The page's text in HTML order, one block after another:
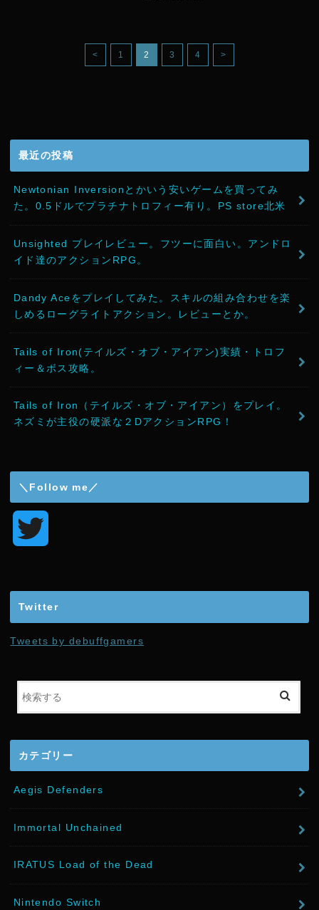
< 1 2 3 4 >
最近の投稿
Newtonian Inversionとかいう安いゲームを買ってみ
た。0.5ドルでプラチナトロフィー有り。PS store北米
Unsighted プレイレビュー。フツーに面白い。アンドロ
イド達のアクションRPG。
Dandy Aceをプレイしてみた。スキルの組み合わせを楽
しめるローグライトアクション。レビューとか。
Tails of Iron(テイルズ・オブ・アイアン)実績・トロフ
ィー＆ボス攻略。
Tails of Iron（テイルズ・オブ・アイアン）をプレイ。
ネズミが主役の硬派な２DアクションRPG！
＼Follow me／
e
r
Twitter
Tweets by debuffgamers
カテゴリー
Aegis Defenders
Immortal Unchained
IRATUS Load of the Dead
Nintendo Switch